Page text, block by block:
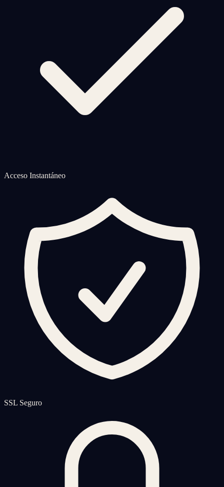
Acceso Instantáneo
SSL Seguro